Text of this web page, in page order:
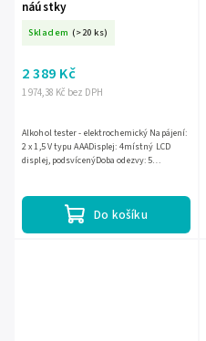
náústky
Skladem (>20 ks)
1 974,38 Kč bez DPH
2 389 Kč
Do košíku
Alkohol tester - elektrochemický Napájení:
2 x 1,5 V typu AAADisplej: 4místný LCD
displej, podsvícenýDoba odezvy: 5